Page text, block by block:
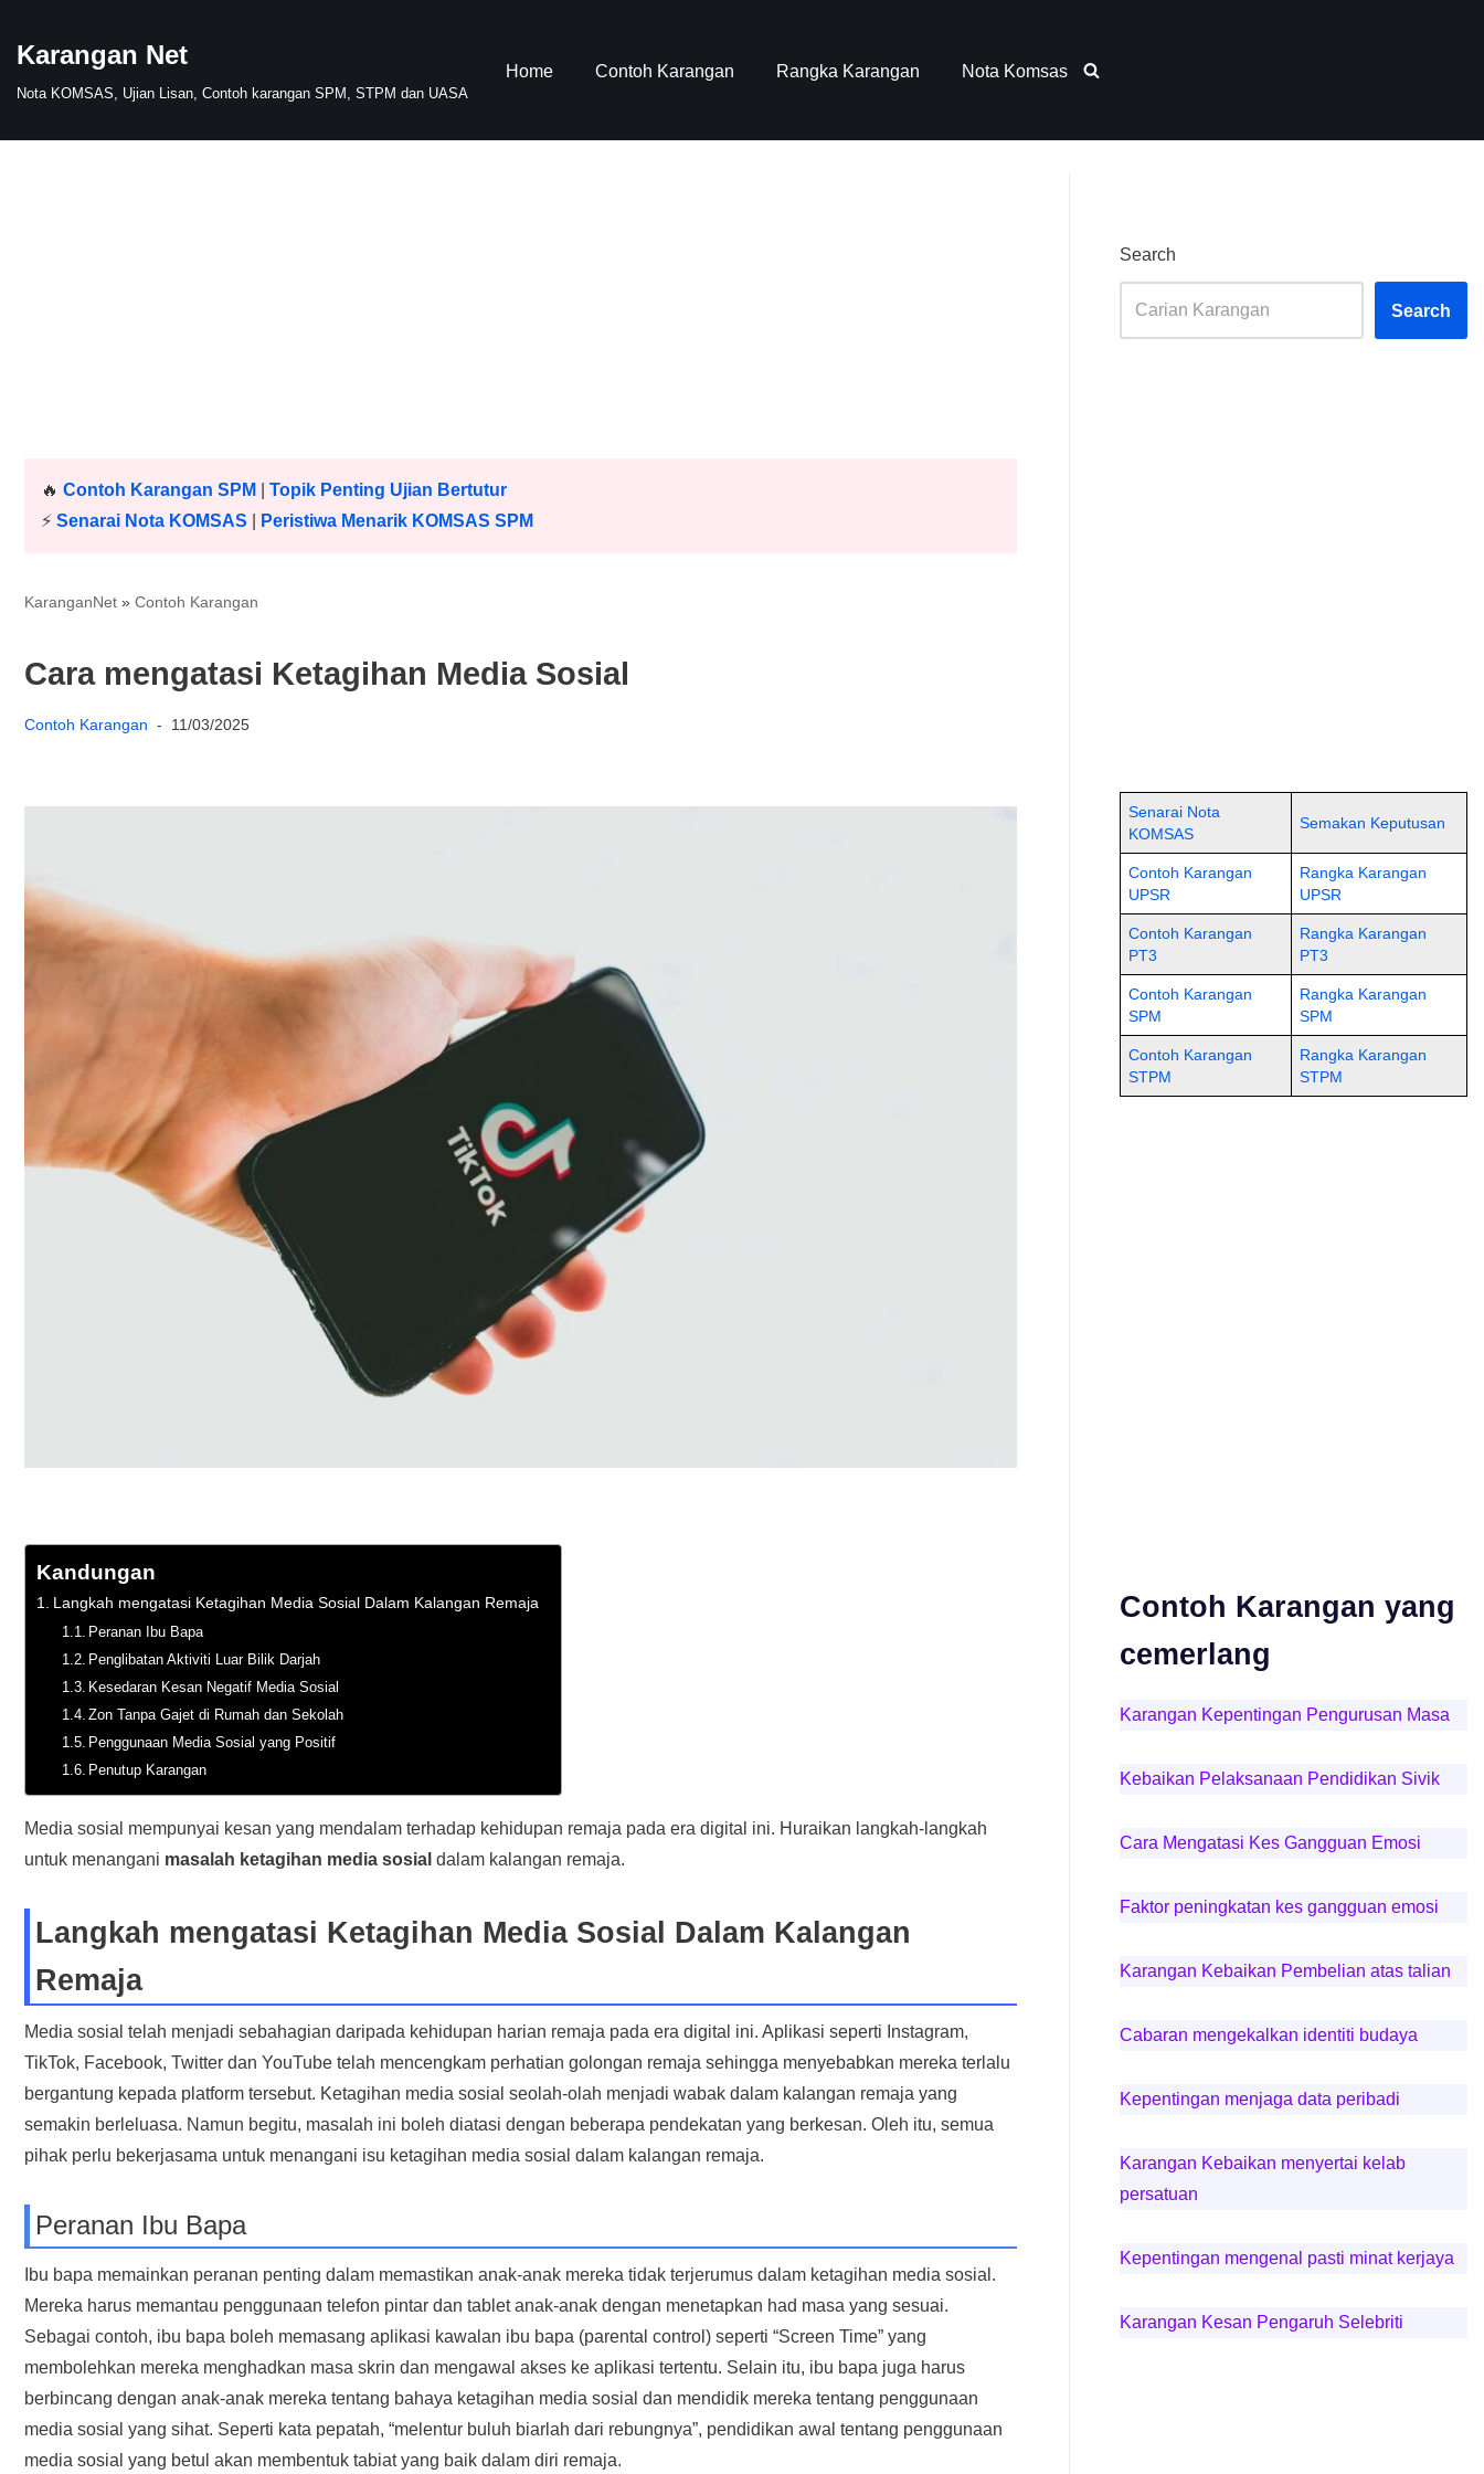
Skip
to
Karangan Net
Nota KOMSAS, Ujian Lisan, Contoh karangan SPM, STPM dan UASA
Home Contoh Karangan Rangka Karangan Nota Komsas
🔥 Contoh Karangan SPM
Topik Penting Ujian Bertutur
⚡️ Senarai Nota KOMSAS Peristiwa Menarik KOMSAS SPM
KaranganNet» Contoh Karangan
Cara mengatasi Ketagihan Media Sosial
Contoh Karangan 11/03/2025
Kandungan
Langkah mengatasi Ketagihan Media Sosial Dalam Kalangan Remaja
Peranan Ibu Bapa
Penglibatan Aktiviti Luar Bilik Darjah
Kesedaran Kesan Negatif Media Sosial
Zon Tanpa Gajet di Rumah dan Sekolah
Penggunaan Media Sosial yang Positif
Penutup Karangan
Media sosial mempunyai kesan yang mendalam terhadap kehidupan remaja pada era digital ini. Huraikan langkah-langkah
untuk menangani masalah ketagihan media sosial dalam kalangan remaja.
Langkah mengatasi Ketagihan Media Sosial Dalam Kalangan
Remaja
Media sosial telah menjadi sebahagian daripada kehidupan harian remaja pada era digital ini. Aplikasi seperti Instagram,
TikTok, Facebook, Twitter dan YouTube telah mencengkam perhatian golongan remaja sehingga menyebabkan mereka terlalu
bergantung kepada platform tersebut. Ketagihan media sosial seolah-olah menjadi wabak dalam kalangan remaja yang
semakin berleluasa. Namun begitu, masalah ini boleh diatasi dengan beberapa pendekatan yang berkesan. Oleh itu, semua
pihak perlu bekerjasama untuk menangani isu ketagihan media sosial dalam kalangan remaja.
Peranan Ibu Bapa
Ibu bapa memainkan peranan penting dalam memastikan anak-anak mereka tidak terjerumus dalam ketagihan media sosial.
Mereka harus memantau penggunaan telefon pintar dan tablet anak-anak dengan menetapkan had masa yang sesuai.
Sebagai contoh, ibu bapa boleh memasang aplikasi kawalan ibu bapa (parental control) seperti “Screen Time” yang
membolehkan mereka menghadkan masa skrin dan mengawal akses ke aplikasi tertentu. Selain itu, ibu bapa juga harus
berbincang dengan anak-anak mereka tentang bahaya ketagihan media sosial dan mendidik mereka tentang penggunaan
media sosial yang sihat. Seperti kata pepatah, “melentur buluh biarlah dari rebungnya”, pendidikan awal tentang penggunaan
media sosial yang betul akan membentuk tabiat yang baik dalam diri remaja.
Search
Search
Senarai Nota
KOMSAS
Semakan Keputusan
Contoh Karangan
UPSR
Rangka Karangan
UPSR
Contoh Karangan
PT3
Rangka Karangan
PT3
Contoh Karangan
SPM
Rangka Karangan
SPM
Contoh Karangan
STPM
Rangka Karangan
STPM
Contoh Karangan yang
cemerlang
Karangan Kepentingan Pengurusan Masa
Kebaikan Pelaksanaan Pendidikan Sivik
Cara Mengatasi Kes Gangguan Emosi
Faktor peningkatan kes gangguan emosi
Karangan Kebaikan Pembelian atas talian
Cabaran mengekalkan identiti budaya
Kepentingan menjaga data peribadi
Karangan Kebaikan menyertai kelab
persatuan
Kepentingan mengenal pasti minat kerjaya
Karangan Kesan Pengaruh Selebriti